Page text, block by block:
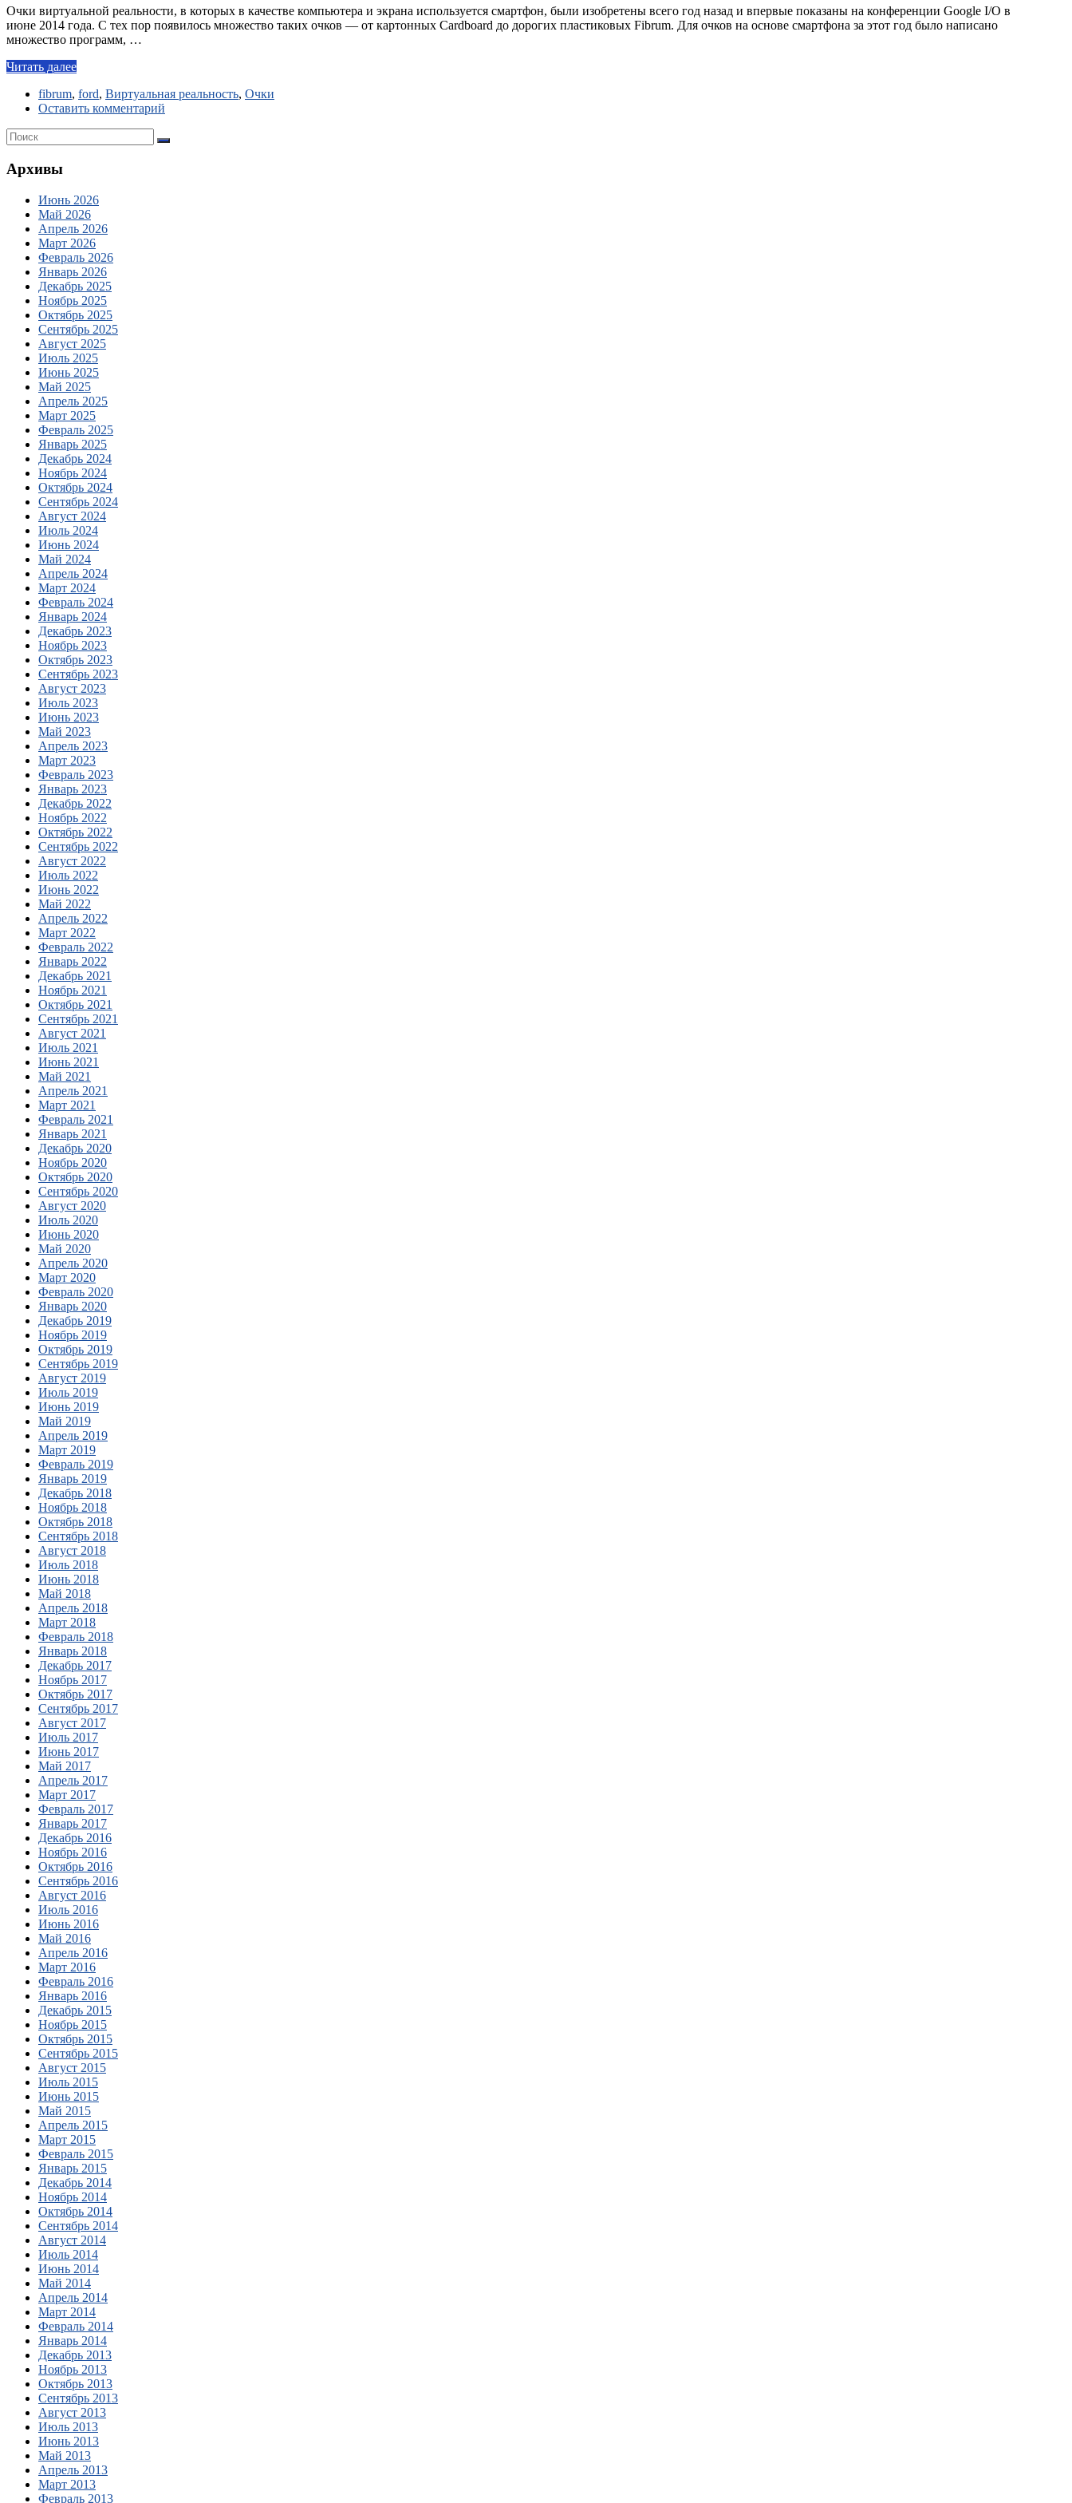
Очки виртуальной реальности, в которых в качестве компьютера и экрана используется смартфон, были изобретены всего год назад и впервые показаны на конференции Google I/O в
июне 2014 года. С тех пор появилось множество таких очков — от картонных Cardboard до дорогих пластиковых Fibrum. Для очков на основе смартфона за этот год было написано
множество программ, …
Читать далее
fibrum, ford, Виртуальная реальность, Очки
Оставить комментарий
Архивы
Июнь 2026
Май 2026
Апрель 2026
Март 2026
Февраль 2026
Январь 2026
Декабрь 2025
Ноябрь 2025
Октябрь 2025
Сентябрь 2025
Август 2025
Июль 2025
Июнь 2025
Май 2025
Апрель 2025
Март 2025
Февраль 2025
Январь 2025
Декабрь 2024
Ноябрь 2024
Октябрь 2024
Сентябрь 2024
Август 2024
Июль 2024
Июнь 2024
Май 2024
Апрель 2024
Март 2024
Февраль 2024
Январь 2024
Декабрь 2023
Ноябрь 2023
Октябрь 2023
Сентябрь 2023
Август 2023
Июль 2023
Июнь 2023
Май 2023
Апрель 2023
Март 2023
Февраль 2023
Январь 2023
Декабрь 2022
Ноябрь 2022
Октябрь 2022
Сентябрь 2022
Август 2022
Июль 2022
Июнь 2022
Май 2022
Апрель 2022
Март 2022
Февраль 2022
Январь 2022
Декабрь 2021
Ноябрь 2021
Октябрь 2021
Сентябрь 2021
Август 2021
Июль 2021
Июнь 2021
Май 2021
Апрель 2021
Март 2021
Февраль 2021
Январь 2021
Декабрь 2020
Ноябрь 2020
Октябрь 2020
Сентябрь 2020
Август 2020
Июль 2020
Июнь 2020
Май 2020
Апрель 2020
Март 2020
Февраль 2020
Январь 2020
Декабрь 2019
Ноябрь 2019
Октябрь 2019
Сентябрь 2019
Август 2019
Июль 2019
Июнь 2019
Май 2019
Апрель 2019
Март 2019
Февраль 2019
Январь 2019
Декабрь 2018
Ноябрь 2018
Октябрь 2018
Сентябрь 2018
Август 2018
Июль 2018
Июнь 2018
Май 2018
Апрель 2018
Март 2018
Февраль 2018
Январь 2018
Декабрь 2017
Ноябрь 2017
Октябрь 2017
Сентябрь 2017
Август 2017
Июль 2017
Июнь 2017
Май 2017
Апрель 2017
Март 2017
Февраль 2017
Январь 2017
Декабрь 2016
Ноябрь 2016
Октябрь 2016
Сентябрь 2016
Август 2016
Июль 2016
Июнь 2016
Май 2016
Апрель 2016
Март 2016
Февраль 2016
Январь 2016
Декабрь 2015
Ноябрь 2015
Октябрь 2015
Сентябрь 2015
Август 2015
Июль 2015
Июнь 2015
Май 2015
Апрель 2015
Март 2015
Февраль 2015
Январь 2015
Декабрь 2014
Ноябрь 2014
Октябрь 2014
Сентябрь 2014
Август 2014
Июль 2014
Июнь 2014
Май 2014
Апрель 2014
Март 2014
Февраль 2014
Январь 2014
Декабрь 2013
Ноябрь 2013
Октябрь 2013
Сентябрь 2013
Август 2013
Июль 2013
Июнь 2013
Май 2013
Апрель 2013
Март 2013
Февраль 2013